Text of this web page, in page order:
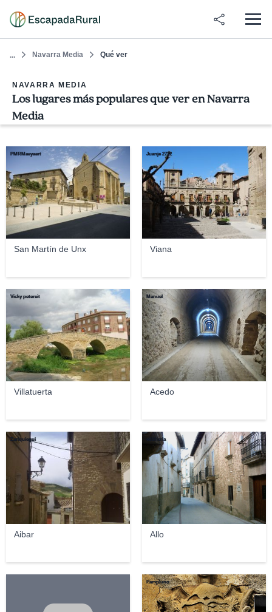
... Navarra Media Qué ver
NAVARRA MEDIA
Los lugares más populares que ver en Navarra
Media
San Martín de Unx
PMRMaeyaert
Viana
Juanje 2712
Villatuerta
Vicky petereit
Acedo
Manuel
Aibar
Zariquiegui
Allo
eddherla
Pampluno